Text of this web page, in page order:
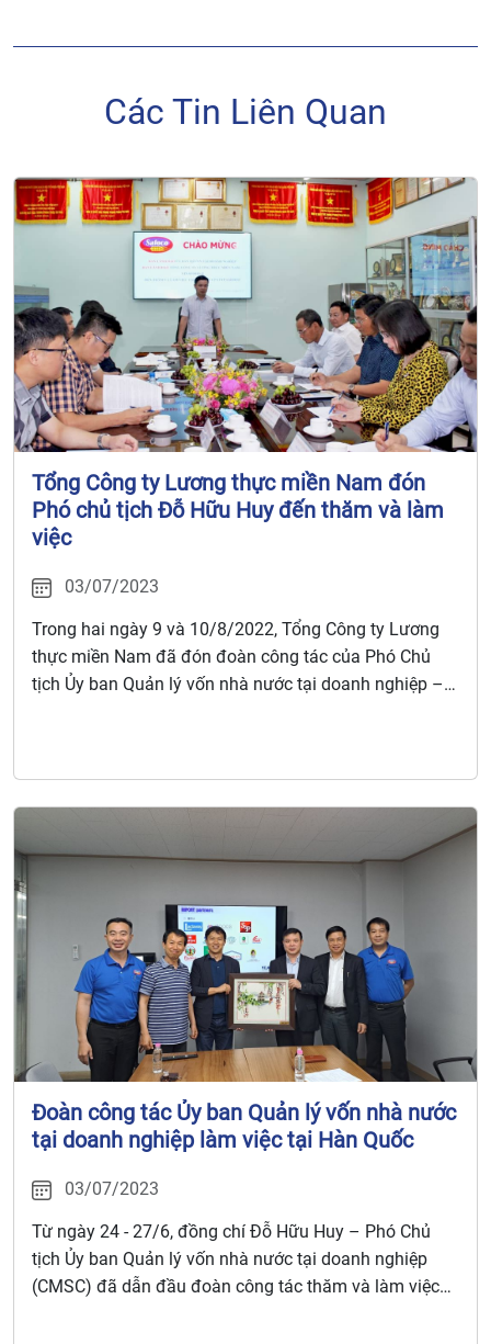
Các Tin Liên Quan
Tổng Công ty Lương thực miền Nam đón
Phó chủ tịch Đỗ Hữu Huy đến thăm và làm
việc
03/07/2023
Trong hai ngày 9 và 10/8/2022, Tổng Công ty Lương
thực miền Nam đã đón đoàn công tác của Phó Chủ
tịch Ủy ban Quản lý vốn nhà nước tại doanh nghiệp –
Đoàn công tác Ủy ban Quản lý vốn nhà nước
tại doanh nghiệp làm việc tại Hàn Quốc
03/07/2023
Từ ngày 24 - 27/6, đồng chí Đỗ Hữu Huy – Phó Chủ
tịch Ủy ban Quản lý vốn nhà nước tại doanh nghiệp
(CMSC) đã dẫn đầu đoàn công tác thăm và làm việc